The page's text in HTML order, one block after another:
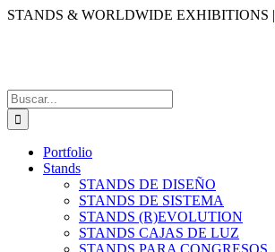
Saltar
STANDS & WORLDWIDE EXHIBITIONS |
Buscar:
Portfolio
Stands
STANDS DE DISEÑO
STANDS DE SISTEMA
STANDS (R)EVOLUTION
STANDS CAJAS DE LUZ
STANDS PARA CONGRESOS